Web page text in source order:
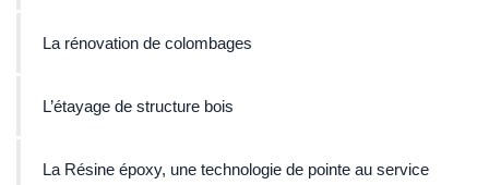
La rénovation de colombages
L’étayage de structure bois
La Résine époxy, une technologie de pointe au service